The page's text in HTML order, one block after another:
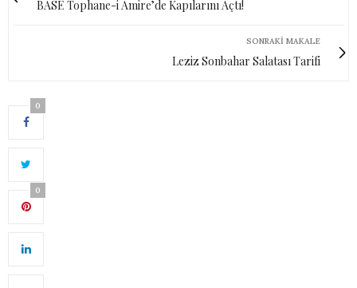
BASE Tophane-i Amire’de Kapılarını Açtı!
SONRAKI MAKALE
Leziz Sonbahar Salatası Tarifi
0
0